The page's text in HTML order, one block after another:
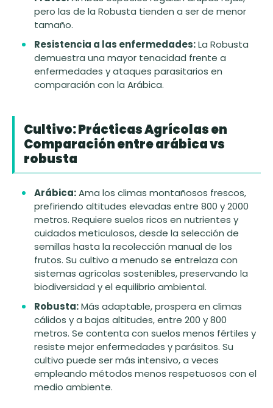
pero las de la Robusta tienden a ser de menor
tamaño.
Resistencia a las enfermedades:La Robusta
demuestra una mayor tenacidad frente a
enfermedades y ataques parasitarios en
comparación con la Arábica.
Cultivo: Prácticas Agrícolas en
Comparación entre arábica vs
robusta
Arábica:Ama los climas montañosos frescos,
prefiriendo altitudes elevadas entre 800 y 2000
metros. Requiere suelos ricos en nutrientes y
cuidados meticulosos, desde la selección de
semillas hasta la recolección manual de los
frutos. Su cultivo a menudo se entrelaza con
sistemas agrícolas sostenibles, preservando la
biodiversidad y el equilibrio ambiental.
Robusta:Más adaptable, prospera en climas
cálidos y a bajas altitudes, entre 200 y 800
metros. Se contenta con suelos menos fértiles y
resiste mejor enfermedades y parásitos. Su
cultivo puede ser más intensivo, a veces
empleando métodos menos respetuosos con el
medio ambiente.